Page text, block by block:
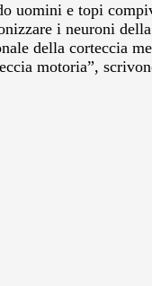
uomini e topi
i neuroni
della
motoria”,